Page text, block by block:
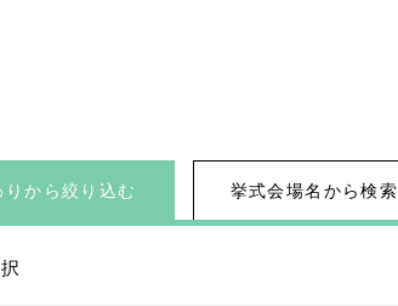
から絞り込む 挙式会場名から検索